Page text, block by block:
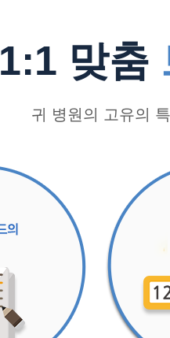
1:1 맞춤
귀 병원의 고유의